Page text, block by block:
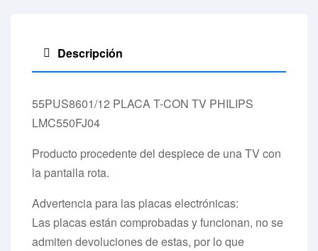
Descripción
55PUS8601/12 PLACA T-CON TV PHILIPS
LMC550FJ04
Producto procedente del despiece de una TV con
la pantalla rota.
Advertencia para las placas electrónicas:
Las placas están comprobadas y funcionan, no se
admiten devoluciones de estas, por lo que